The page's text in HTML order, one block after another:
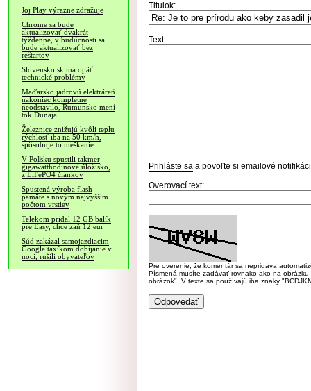
Joj Play výrazne zdražuje
Chrome sa bude
aktualizovať dvakrát
týždenne, v budúcnosti sa
bude aktualizovať bez
reštartov
Slovensko.sk má opäť
technické problémy
Maďarsko jadrovú elektráreň
nakoniec kompletne
neodstavilo, Rumunsko mení
tok Dunaja
Železnice znižujú kvôli teplu
rýchlosť iba na 50 km/h,
spôsobuje to meškanie
V Poľsku spustili takmer
gigawatthodinové úložisko,
z LiFePO4 článkov
Spustená výroba flash
pamäte s novým najvyšším
počtom vrstiev
Telekom pridal 12 GB balík
pre Easy, chce zaň 12 eur
Súd zakázal samojazdiacim
Google taxíkom dobíjanie v
noci, rušili obyvateľov
Titulok:
Text:
Prihláste sa a povoľte si emailové
Overovací text:
Pre overenie, že komentár sa nepridáva
Písmená musíte zadávať rovnako ako na
obrázok". V texte sa používajú iba znaky